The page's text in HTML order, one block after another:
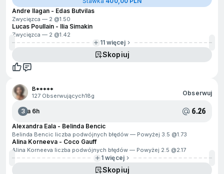
Andre Ilagan - Edas Butvilas
Zwycięzca — 2 @1.50
Lucas Poullain - Ilia Simakin
Zwycięzca — 2 @1.42
11 więcej
Skopiuj
B*****
127 Obserwujących18g Obserwuj
3Za 6h 6.26
Alexandra Eala - Belinda Bencic
Belinda Bencic liczba podwójnych błędów — Powyżej 3.5 @1.73
Alina Korneeva - Coco Gauff
Alina Korneeva liczba podwójnych błędów — Powyżej 2.5 @2.17
1 więcej
Skopiuj